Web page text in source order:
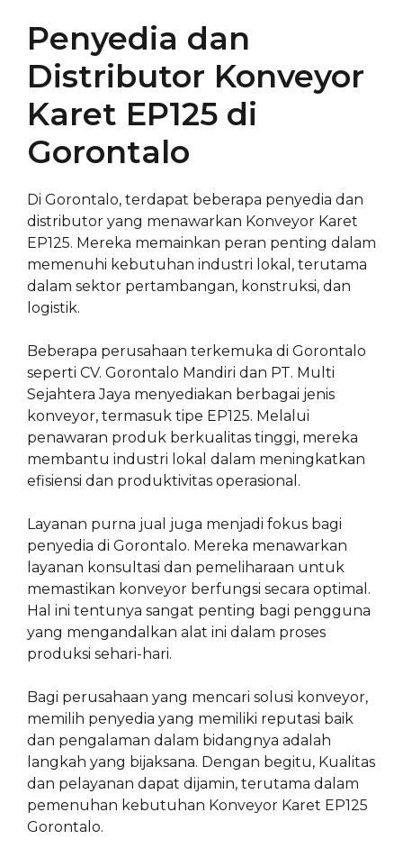
Penyedia dan
Distributor Konveyor
Karet EP125 di
Gorontalo
Di Gorontalo, terdapat beberapa penyedia dan
distributor yang menawarkan Konveyor Karet
EP125. Mereka memainkan peran penting dalam
memenuhi kebutuhan industri lokal, terutama
dalam sektor pertambangan, konstruksi, dan
logistik.
Beberapa perusahaan terkemuka di Gorontalo
seperti CV. Gorontalo Mandiri dan PT. Multi
Sejahtera Jaya menyediakan berbagai jenis
konveyor, termasuk tipe EP125. Melalui
penawaran produk berkualitas tinggi, mereka
membantu industri lokal dalam meningkatkan
efisiensi dan produktivitas operasional.
Layanan purna jual juga menjadi fokus bagi
penyedia di Gorontalo. Mereka menawarkan
layanan konsultasi dan pemeliharaan untuk
memastikan konveyor berfungsi secara optimal.
Hal ini tentunya sangat penting bagi pengguna
yang mengandalkan alat ini dalam proses
produksi sehari-hari.
Bagi perusahaan yang mencari solusi konveyor,
memilih penyedia yang memiliki reputasi baik
dan pengalaman dalam bidangnya adalah
langkah yang bijaksana. Dengan begitu, Kualitas
dan pelayanan dapat dijamin, terutama dalam
pemenuhan kebutuhan Konveyor Karet EP125
Gorontalo.